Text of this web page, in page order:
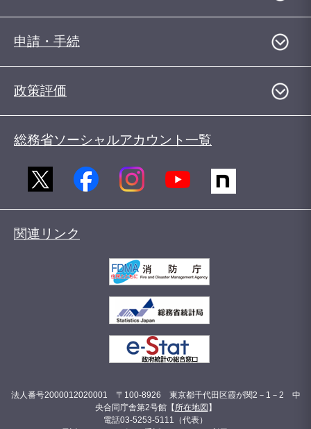
申請・手続
政策評価
総務省ソーシャルアカウント一覧
関連リンク
法人番号2000012020001 〒100-8926 東京都千代田区霞が関2－1－2 中
央合同庁舎第2号館【 所在地図 】
電話03-5253-5111（代表）